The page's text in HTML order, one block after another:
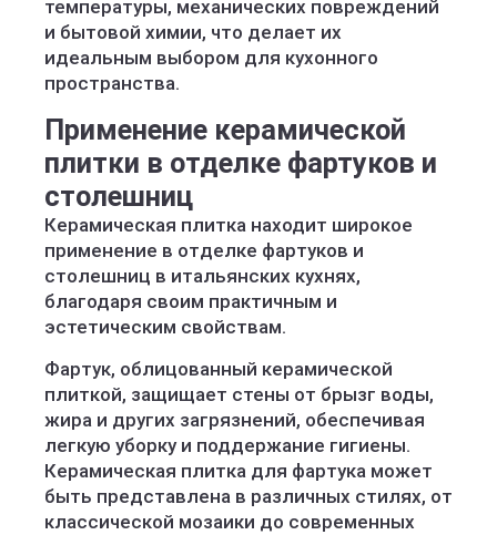
температуры, механических повреждений
и бытовой химии, что делает их
идеальным выбором для кухонного
пространства.
Применение керамической
плитки в отделке фартуков и
столешниц
Керамическая плитка находит широкое
применение в отделке фартуков и
столешниц в итальянских кухнях,
благодаря своим практичным и
эстетическим свойствам.
Фартук, облицованный керамической
плиткой, защищает стены от брызг воды,
жира и других загрязнений, обеспечивая
легкую уборку и поддержание гигиены.
Керамическая плитка для фартука может
быть представлена в различных стилях, от
классической мозаики до современных